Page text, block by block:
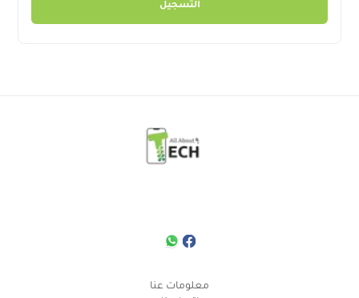
التسجيل
معلومات عنا